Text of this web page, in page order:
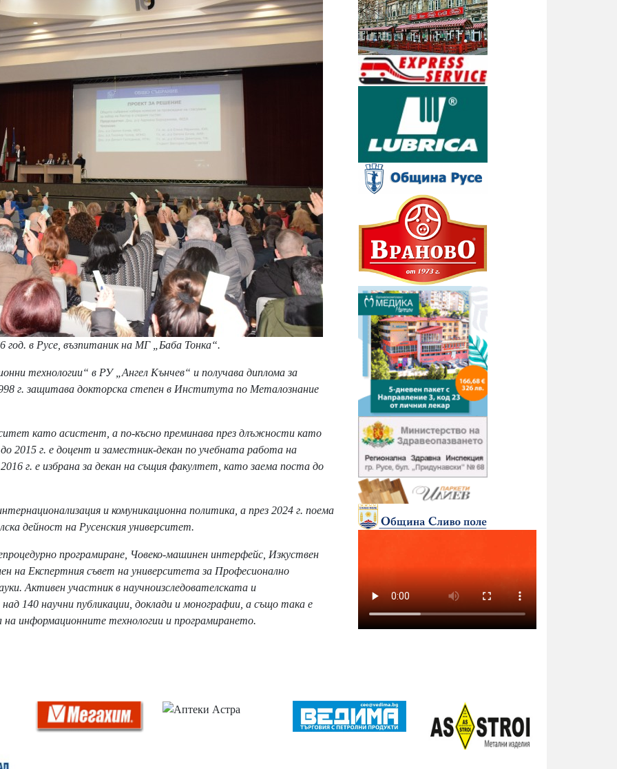
год. в Русе, възпитаник на МГ „Баба Тонка“.
технологии“ в РУ „Ангел Кънчев“ и получава диплома за
г. защитава докторска степен в Института по Металознание
като асистент, а по-късно преминава през длъжности като
2015 г. е доцент и заместник-декан по учебната работа на
г. е избрана за декан на същия факултет, като заема поста до
и комуникационна политика, а през 2024 г. поема
дейност на Русенския университет.
програмиране, Човеко-машинен интерфейс, Изкуствен
на Експертния съвет на университета за Професионално
Активен участник в научноизследователската и
140 научни публикации, доклади и монографии, а също така е
информационните технологии и програмирането.